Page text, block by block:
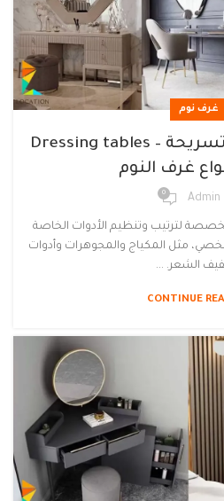
غرف نوم
أحدث 95 تصميم لـ تسريحة – Dressing tables
غرف النوم
Admin
0
لترتيب وتنظيم الأدوات الخاصة
مثل المكياج والمجوهرات وأدوات
الشعر. ...
CONTINUE